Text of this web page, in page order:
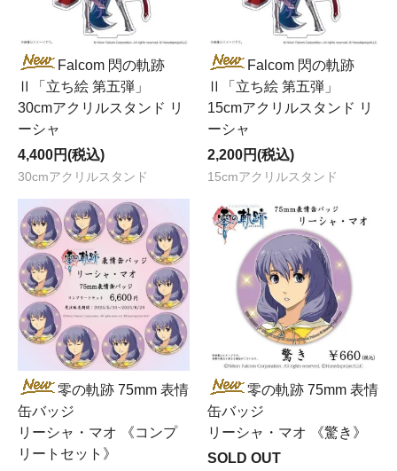
Falcom 閃の軌跡
Ⅱ「立ち絵 第五弾」
30cmアクリルスタンド リ
ーシャ
4,400円(税込)
30cmアクリルスタンド
Falcom 閃の軌跡
Ⅱ「立ち絵 第五弾」
15cmアクリルスタンド リ
ーシャ
2,200円(税込)
15cmアクリルスタンド
零の軌跡 75mm 表情
缶バッジ
リーシャ・マオ 《コンプ
リートセット》
零の軌跡 75mm 表情
缶バッジ
リーシャ・マオ 《驚き》
SOLD OUT